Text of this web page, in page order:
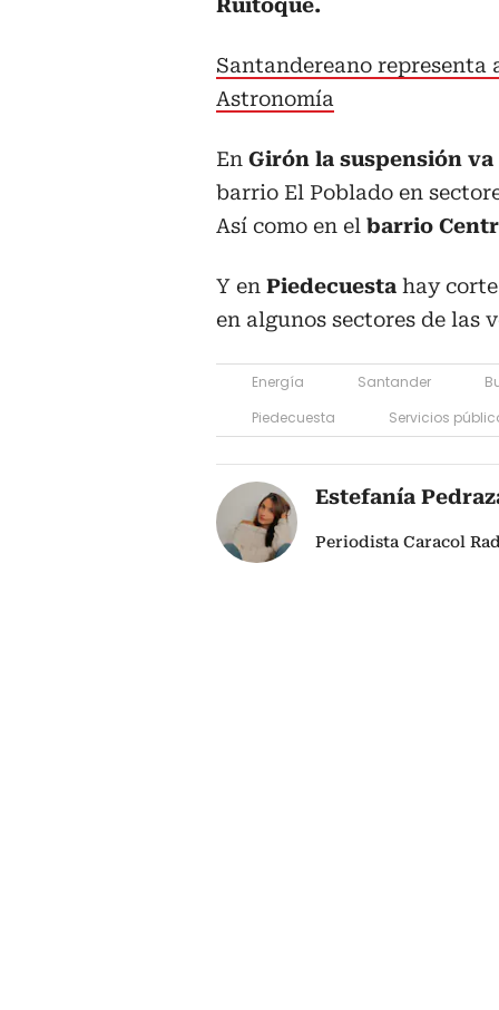
Ruitoque.
Santandereano
Astronomía
En Girón la suspensión va
barrio El Poblado en
Así como en el barrio
Y en Piedecuesta hay
en algunos sectores de las
Energía Santander
Piedecuesta
Servicios
Estefanía
Periodista Caracol